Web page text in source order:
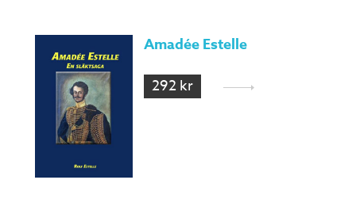
Amadée Estelle
292 kr